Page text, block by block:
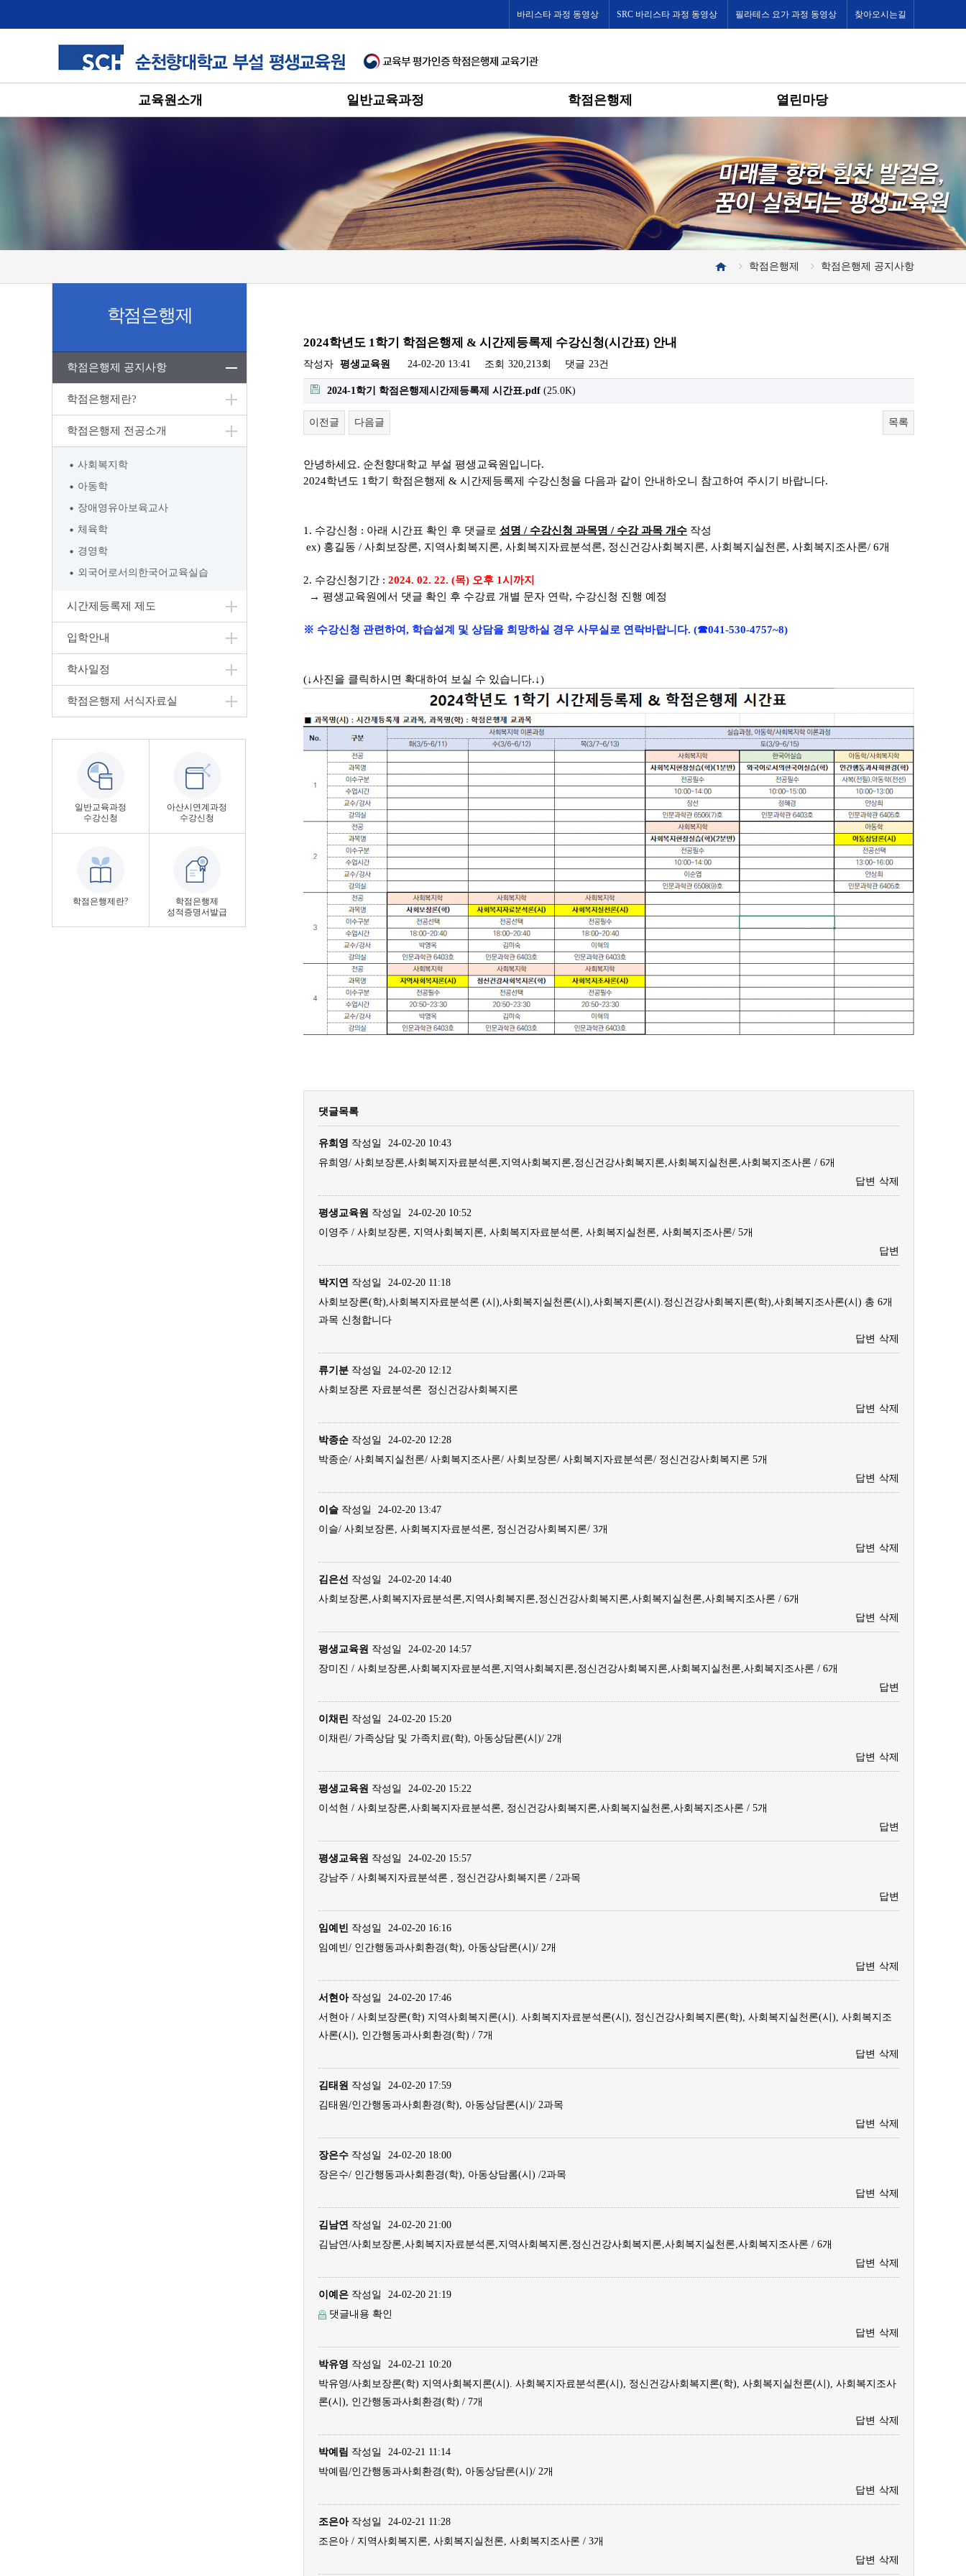
바리스타 과정 동영상 SRC 바리스타 과정 동영상 필라테스 요가 과정 동영상 찾아오시는길
교육원소개 일반교육과정 학점은행제 열린마당
학점은행제 학점은행제 공지사항
학점은행제
학점은행제 공지사항
학점은행제란?
학점은행제 전공소개
사회복지학
아동학
장애영유아보육교사
체육학
경영학
외국어로서의한국어교육실습
시간제등록제 제도
입학안내
학사일정
학점은행제 서식자료실
일반교육과정
수강신청
아산시연계과정
수강신청
학점은행제란?
학점은행제
성적증명서발급
2024학년도 1학기 학점은행제 & 시간제등록제 수강신청(시간표) 안내
작성자 평생교육원 24-02-20 13:41 조회 320,213회 댓글 23건
2024-1학기 학점은행제시간제등록제 시간표.pdf (25.0K)
이전글 다음글 목록
안녕하세요. 순천향대학교 부설 평생교육원입니다.
2024학년도 1 학기 학점은행제 & 시간제등록제 수강신청을 다음과 같이 안내하오니 참고하여 주시기 바랍니다.
1. 수강신청 : 아래 시간표 확인 후 댓글로 성명 / 수강신청 과목명 / 수강과목 개수 작성
ex) 홍길동 / 사회보장론, 지역사회복지론, 사회복지자료분석론, 정신건강사회복지론, 사회복지실천론, 사회복지조사론/ 6개
2. 수강신청기간 : 2024. 02. 22. (목) 오후 1시까지
→ 평생교육원에서 댓글 확인 후 수강료 개별 문자 연락, 수강신청 진행 예정
※ 수강신청 관련하여, 학습설계 및 상담을 희망하실 경우 사무실로 연락바랍니다. (☎041-530-4757~8)
(↓사진을 클릭하시면 확대하여 보실 수 있습니다.↓)
댓글목록
유희영 작성일
24-02-20 10:43
유희영/ 사회보장론,사회복지자료분석론,지역사회복지론,정신건강사회복지론,사회복지실천론,사회복지조사론 / 6개
답변 삭제
평생교육원 작성일
24-02-20 10:52
이영주 / 사회보장론, 지역사회복지론, 사회복지자료분석론, 사회복지실천론, 사회복지조사론/ 5개
답변
박지연 작성일
24-02-20 11:18
사회보장론(학),사회복지자료분석론 (시),사회복지실천론(시),사회복지론(시).정신건강사회복지론(학),사회복지조사론(시) 총 6개
과목 신청합니다
답변 삭제
류기분 작성일
24-02-20 12:12
사회보장론 자료분석론 정신건강사회복지론
답변 삭제
박종순 작성일
24-02-20 12:28
박종순/ 사회복지실천론/ 사회복지조사론/ 사회보장론/ 사회복지자료분석론/ 정신건강사회복지론 5개
답변 삭제
이슬 작성일
24-02-20 13:47
이슬/ 사회보장론, 사회복지자료분석론, 정신건강사회복지론/ 3개
답변 삭제
김은선 작성일
24-02-20 14:40
사회보장론,사회복지자료분석론,지역사회복지론,정신건강사회복지론,사회복지실천론,사회복지조사론 / 6개
답변 삭제
평생교육원 작성일
24-02-20 14:57
장미진 / 사회보장론,사회복지자료분석론,지역사회복지론,정신건강사회복지론,사회복지실천론,사회복지조사론 / 6개
답변
이채린 작성일
24-02-20 15:20
이채린/ 가족상담 및 가족치료(학), 아동상담론(시)/ 2개
답변 삭제
평생교육원 작성일
24-02-20 15:22
이석현 / 사회보장론,사회복지자료분석론, 정신건강사회복지론,사회복지실천론,사회복지조사론 / 5개
답변
평생교육원 작성일
24-02-20 15:57
강남주 / 사회복지자료분석론 , 정신건강사회복지론 / 2과목
답변
임예빈 작성일
24-02-20 16:16
임예빈/ 인간행동과사회환경(학), 아동상담론(시)/ 2개
답변 삭제
서현아작성일
24-02-20 17:46
서현아 / 사회보장론(학) 지역사회복지론(시). 사회복지자료분석론(시), 정신건강사회복지론(학), 사회복지실천론(시), 사회복지조
사론(시), 인간행동과사회환경(학) / 7개
답변 삭제
김태원 작성일
24-02-20 17:59
김태원/인간행동과사회환경(학), 아동상담론(시)/ 2과목
답변 삭제
장은수 작성일
24-02-20 18:00
장은수/ 인간행동과사회환경(학), 아동상담롬(시) /2과목
답변 삭제
김남연 작성일
24-02-20 21:00
김남연/사회보장론,사회복지자료분석론,지역사회복지론,정신건강사회복지론,사회복지실천론,사회복지조사론 / 6개
답변 삭제
이예은 작성일
24-02-20 21:19
댓글내용 확인
답변 삭제
박유영 작성일
24-02-21 10:20
박유영/사회보장론(학) 지역사회복지론(시). 사회복지자료분석론(시), 정신건강사회복지론(학), 사회복지실천론(시), 사회복지조사
론(시), 인간행동과사회환경(학) / 7개
답변 삭제
박예림 작성일
24-02-21 11:14
박예림/인간행동과사회환경(학), 아동상담론(시)/ 2개
답변 삭제
조은아작성일
24-02-21 11:28
조은아 / 지역사회복지론, 사회복지실천론, 사회복지조사론 / 3개
답변 삭제